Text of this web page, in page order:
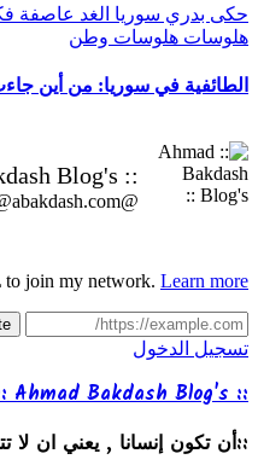
حكى بدري سوريا الغد عاصفة
هلوسات هلوسات وطن
الطائفية في سوريا: من أين
:: Ahmad Bakdash Blog's ::
@abakdash.com@abakdash.com
join my network. Learn more
تسجيل الدخول
:: Ahmad Bakdash Blog's ::
::أن تكون إنسانا , يعني ان لا